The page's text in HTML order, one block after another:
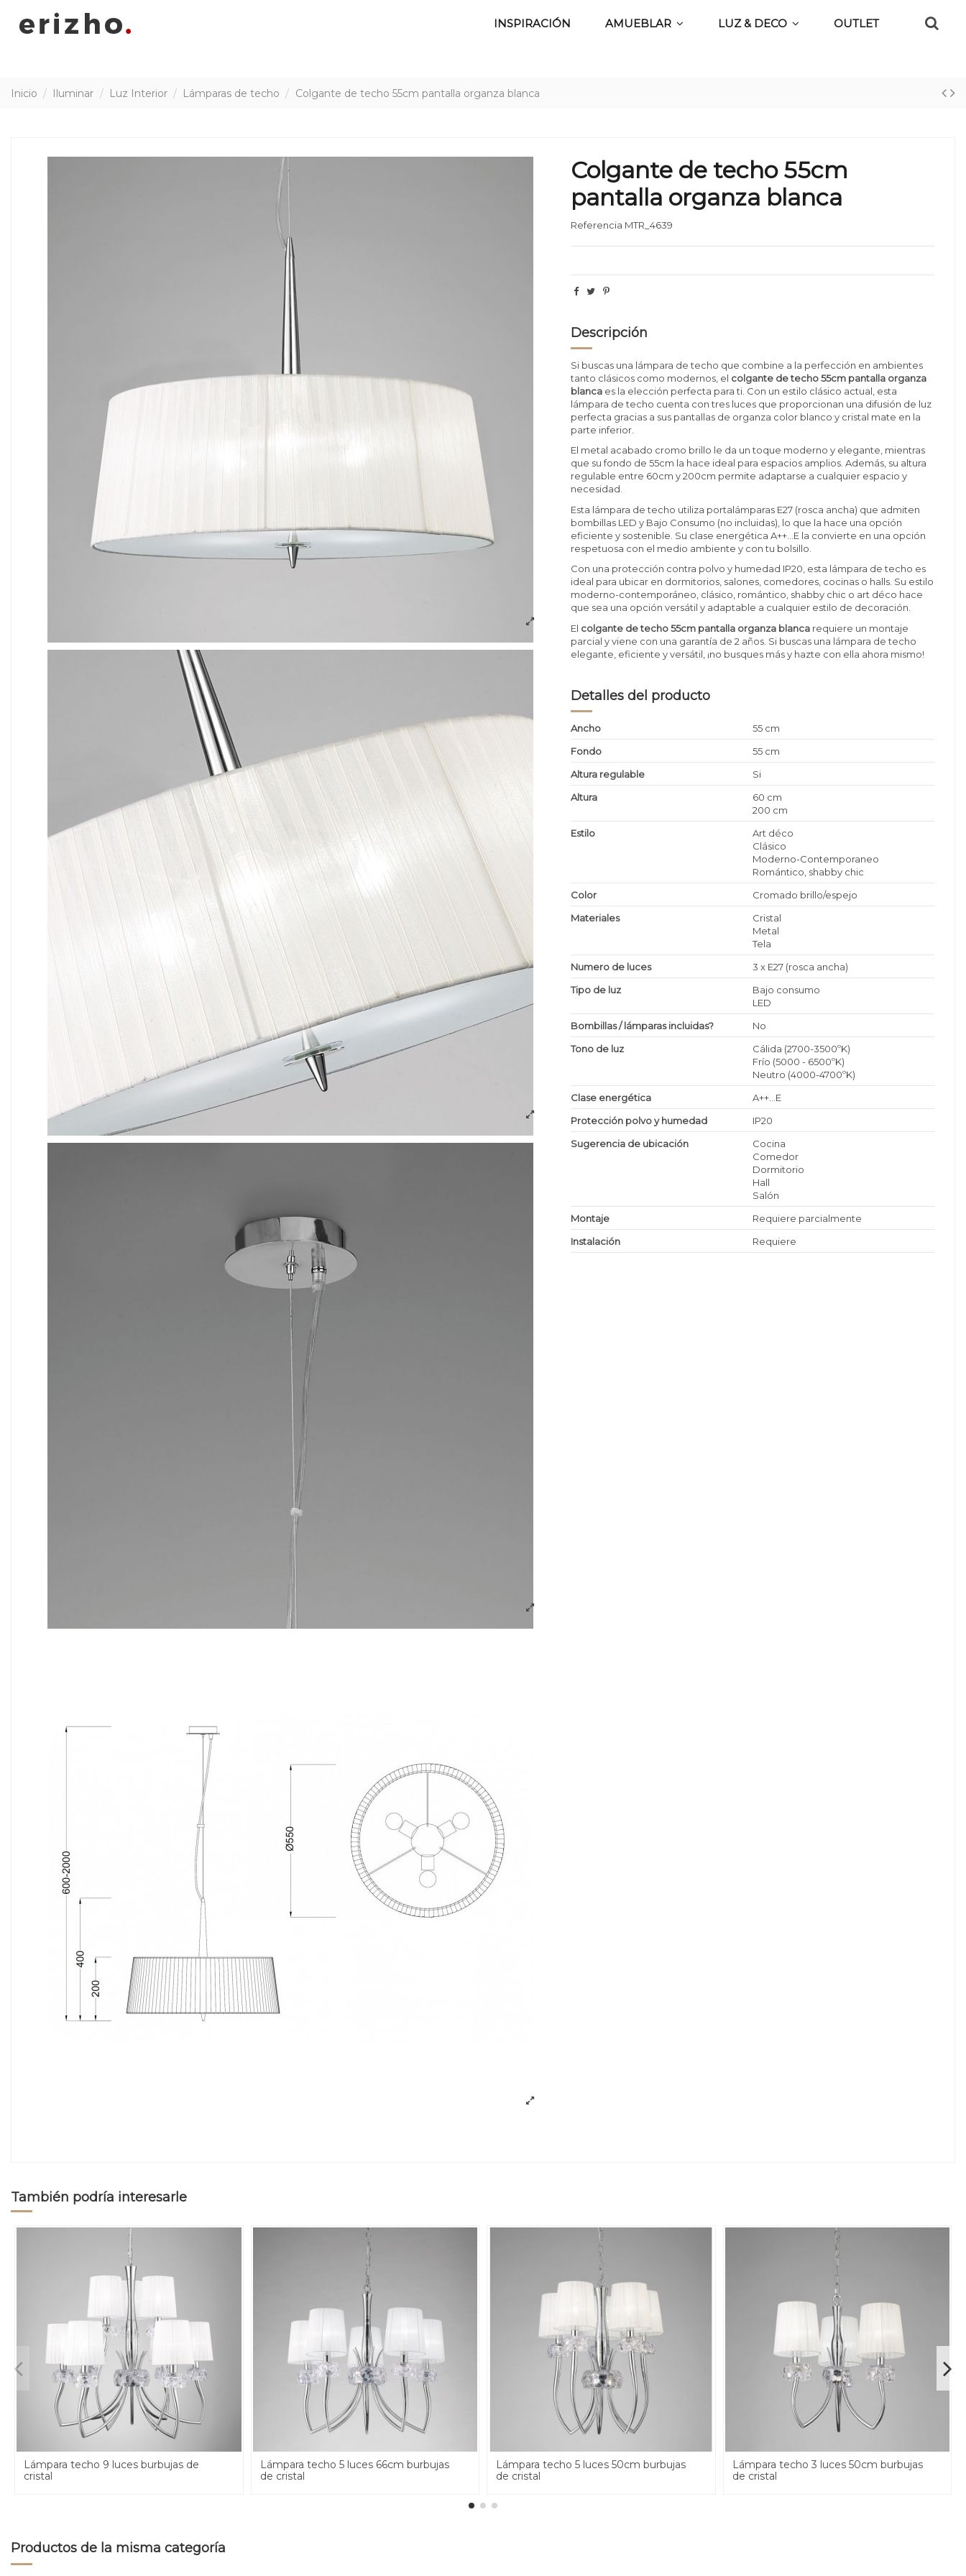
INSPIRACIÓN AMUEBLAR LUZ & DECO OUTLET
Inicio Iluminar Luz Interior Lámparas de techo Colgante de techo 55cm pantalla organza blanca
Colgante de techo 55cm
pantalla organza blanca
Referencia MTR_4639
Descripción
Si buscas una lámpara de techo que combine a la perfección en ambientes
tanto clásicos como modernos, el colgante de techo 55cm pantalla organza
blanca es la elección perfecta para ti. Con un estilo clásico actual, esta
lámpara de techo cuenta con tres luces que proporcionan una difusión de luz
perfecta gracias a sus pantallas de organza color blanco y cristal mate en la
parte inferior.
El metal acabado cromo brillo le da un toque moderno y elegante, mientras
que su fondo de 55cm la hace ideal para espacios amplios. Además, su altura
regulable entre 60cm y 200cm permite adaptarse a cualquier espacio y
necesidad.
Esta lámpara de techo utiliza portalámparas E27 (rosca ancha) que admiten
bombillas LED y Bajo Consumo (no incluidas), lo que la hace una opción
eficiente y sostenible. Su clase energética A++...E la convierte en una opción
respetuosa con el medio ambiente y con tu bolsillo.
Con una protección contra polvo y humedad IP20, esta lámpara de techo es
ideal para ubicar en dormitorios, salones, comedores, cocinas o halls. Su estilo
moderno-contemporáneo, clásico, romántico, shabby chic o art déco hace
que sea una opción versátil y adaptable a cualquier estilo de decoración.
El colgante de techo 55cm pantalla organza blanca requiere un montaje
parcial y viene con una garantía de 2 años. Si buscas una lámpara de techo
elegante, eficiente y versátil, ¡no busques más y hazte con ella ahora mismo!
Detalles del producto
Ancho
55 cm
Fondo
55 cm
Altura regulable
Si
Altura
60 cm
200 cm
Estilo
Art déco
Clásico
Moderno-Contemporaneo
Romántico, shabby chic
Color
Cromado brillo/espejo
Materiales
Cristal
Metal
Tela
Numero de luces
3 x E27 (rosca ancha)
Tipo de luz
Bajo consumo
LED
Bombillas / lámparas incluidas?
No
Tono de luz
Cálida (2700-3500ºK)
Frío (5000 - 6500ºK)
Neutro (4000-4700ºK)
Clase energética
A++...E
Protección polvo y humedad
IP20
Sugerencia de ubicación
Cocina
Comedor
Dormitorio
Hall
Salón
Montaje
Requiere parcialmente
Instalación
Requiere
También podría interesarle
Lámpara techo 9 luces burbujas de
cristal
Lámpara techo 5 luces 66cm burbujas
de cristal
Lámpara techo 5 luces 50cm burbujas
de cristal
Lámpara techo 3 luces 50cm burbujas
de cristal
Productos de la misma categoría